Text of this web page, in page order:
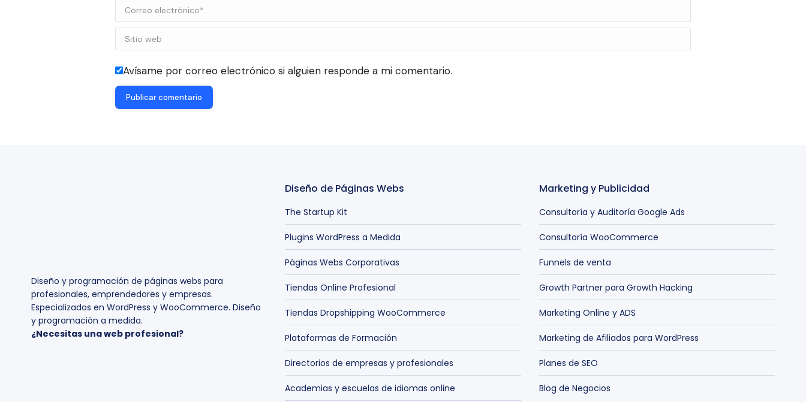
Correo electrónico *
Sitio web
Avísame por correo electrónico si alguien responde a mi comentario.
Publicar comentario
Diseño y programación de páginas webs para
profesionales, emprendedores y empresas.
Especializados en WordPress y WooCommerce. Diseño
y programación a medida.
¿Necesitas una web profesional?
Diseño de Páginas Webs
The Startup Kit
Plugins WordPress a Medida
Páginas Webs Corporativas
Tiendas Online Profesional
Tiendas Dropshipping WooCommerce
Plataformas de Formación
Directorios de empresas y profesionales
Academias y escuelas de idiomas online
Marketing y Publicidad
Consultoría y Auditoría Google Ads
Consultoría WooCommerce
Funnels de venta
Growth Partner para Growth Hacking
Marketing Online y ADS
Marketing de Afiliados para WordPress
Planes de SEO
Blog de Negocios